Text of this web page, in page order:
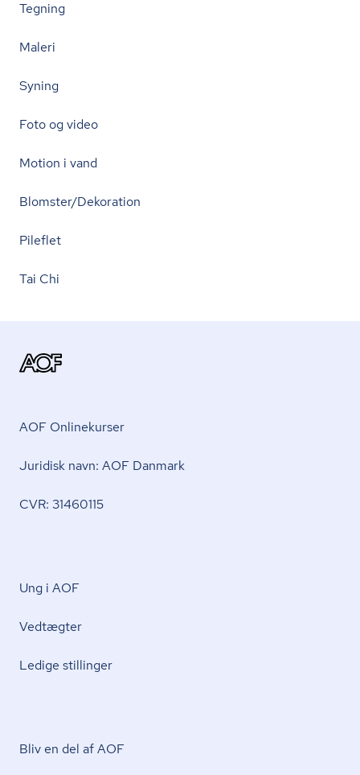
Tegning
Maleri
Syning
Foto og video
Motion i vand
Blomster/Dekoration
Pileflet
Tai Chi
AOF Onlinekurser
Juridisk navn: AOF Danmark
CVR: 31460115
Ung i AOF
Vedtægter
Ledige stillinger
Bliv en del af AOF